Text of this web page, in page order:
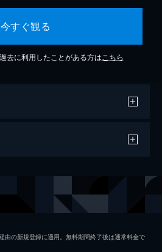
今すぐ観る
去に利用したことがある方は こちら
の新規登録に適用。無料期間終了後は通常料金で